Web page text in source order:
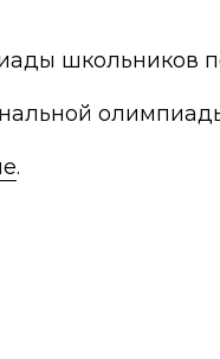
школьников
.